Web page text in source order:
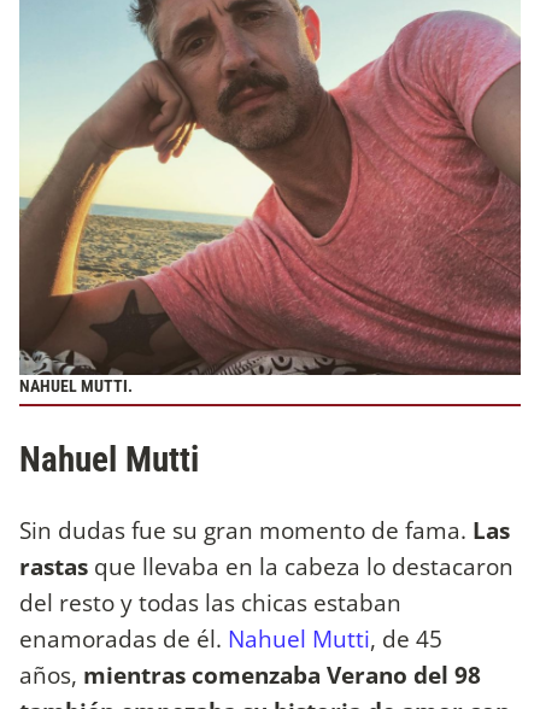
NAHUEL MUTTI.
Nahuel Mutti
Sin dudas fue su gran momento de fama. Las
rastas que llevaba en la cabeza lo destacaron
del resto y todas las chicas estaban
enamoradas de él. Nahuel Mutti, de 45
años, mientras comenzaba Verano del 98